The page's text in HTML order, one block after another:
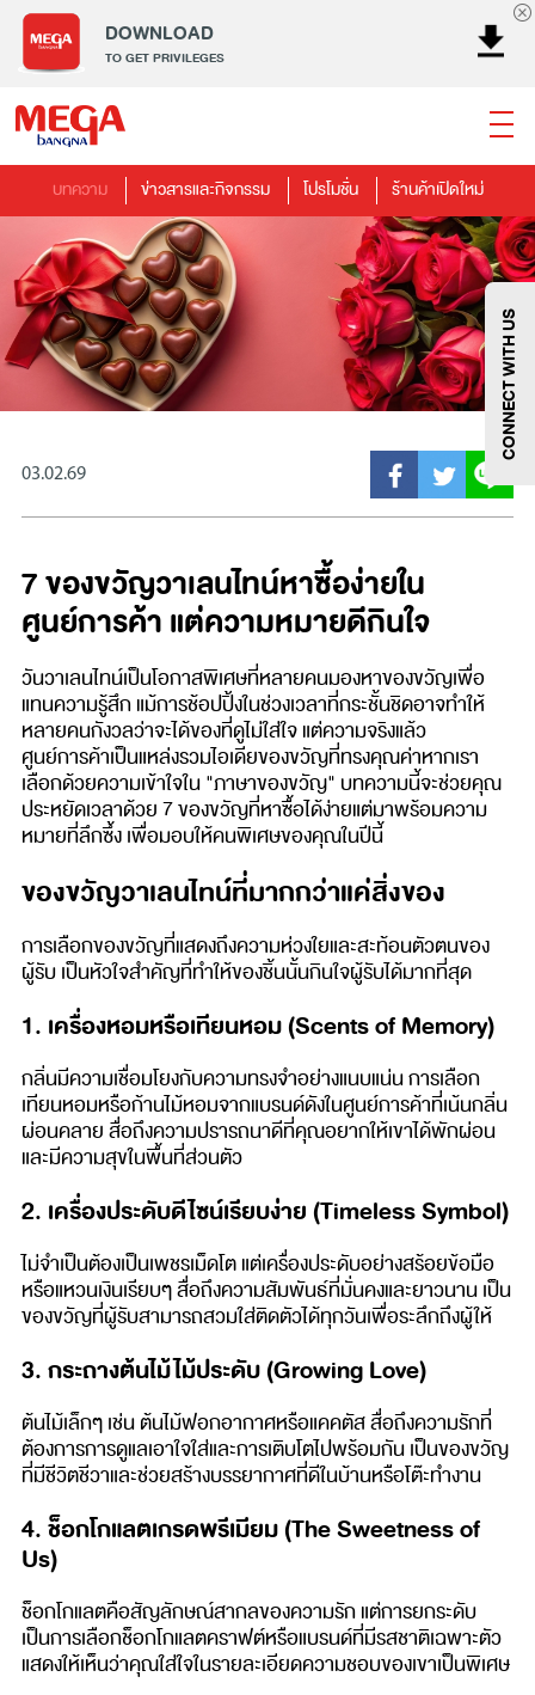
DOWNLOAD
TO GET PRIVILEGES
ธนาคาร ร้านอาหาร เอ็นเตอร์เทนเม้นท์
แฟชั่น
เครื่องประดับ
การตกแต่งบ้าน แม่และเด็ก
ไลฟ์สไตล์
บริการ
เมกา สมาร์ท คิดส์ กีฬา
ซูเปอร์มาร์เก็ต
แกดเจ็ตและเทคโนโลยี
สุขภาพและความงาม
@Megabangna
CONNECT WITH US
บทความ ข่าวสารและกิจกรรม โปรโมชั่น ร้านค้าเปิดใหม่
03.02.69
7 ของขวัญวาเลนไทน์หาซื้อง่ายใน
ศูนย์การค้า แต่ความหมายดีกินใจ
วันวาเลนไทน์เป็นโอกาสพิเศษที่หลายคนมองหาของขวัญเพื่อ
แทนความรู้สึก แม้การช้อปปิ้งในช่วงเวลาที่กระชั้นชิดอาจทำให้
หลายคนกังวลว่าจะได้ของที่ดูไม่ใส่ใจ แต่ความจริงแล้ว
ศูนย์การค้าเป็นแหล่งรวมไอเดียของขวัญที่ทรงคุณค่าหากเรา
เลือกด้วยความเข้าใจใน "ภาษาของขวัญ" บทความนี้จะช่วยคุณ
ประหยัดเวลาด้วย 7 ของขวัญที่หาซื้อได้ง่ายแต่มาพร้อมความ
หมายที่ลึกซึ้ง เพื่อมอบให้คนพิเศษของคุณในปีนี้
ของขวัญวาเลนไทน์ที่มากกว่าแค่สิ่งของ
การเลือกของขวัญที่แสดงถึงความห่วงใยและสะท้อนตัวตนของ
ผู้รับ เป็นหัวใจสำคัญที่ทำให้ของชิ้นนั้นกินใจผู้รับได้มากที่สุด
1. เครื่องหอมหรือเทียนหอม (Scents of Memory)
กลิ่นมีความเชื่อมโยงกับความทรงจำอย่างแนบแน่น การเลือก
เทียนหอมหรือก้านไม้หอมจากแบรนด์ดังในศูนย์การค้าที่เน้นกลิ่น
ผ่อนคลาย สื่อถึงความปรารถนาดีที่คุณอยากให้เขาได้พักผ่อน
และมีความสุขในพื้นที่ส่วนตัว
2. เครื่องประดับดีไซน์เรียบง่าย (Timeless Symbol)
ไม่จำเป็นต้องเป็นเพชรเม็ดโต แต่เครื่องประดับอย่างสร้อยข้อมือ
หรือแหวนเงินเรียบๆ สื่อถึงความสัมพันธ์ที่มั่นคงและยาวนาน เป็น
ของขวัญที่ผู้รับสามารถสวมใส่ติดตัวได้ทุกวันเพื่อระลึกถึงผู้ให้
3. กระถางต้นไม้ไม้ประดับ (Growing Love)
ต้นไม้เล็กๆ เช่น ต้นไม้ฟอกอากาศหรือแคคตัส สื่อถึงความรักที่
ต้องการการดูแลเอาใจใส่และการเติบโตไปพร้อมกัน เป็นของขวัญ
ที่มีชีวิตชีวาและช่วยสร้างบรรยากาศที่ดีในบ้านหรือโต๊ะทำงาน
4. ช็อกโกแลตเกรดพรีเมียม (The Sweetness of
Us)
ช็อกโกแลตคือสัญลักษณ์สากลของความรัก แต่การยกระดับ
เป็นการเลือกช็อกโกแลตคราฟต์หรือแบรนด์ที่มีรสชาติเฉพาะตัว
แสดงให้เห็นว่าคุณใส่ใจในรายละเอียดความชอบของเขาเป็นพิเศษ